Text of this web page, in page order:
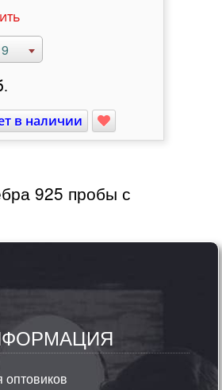
в наличии
925 пробы с
оптовиков